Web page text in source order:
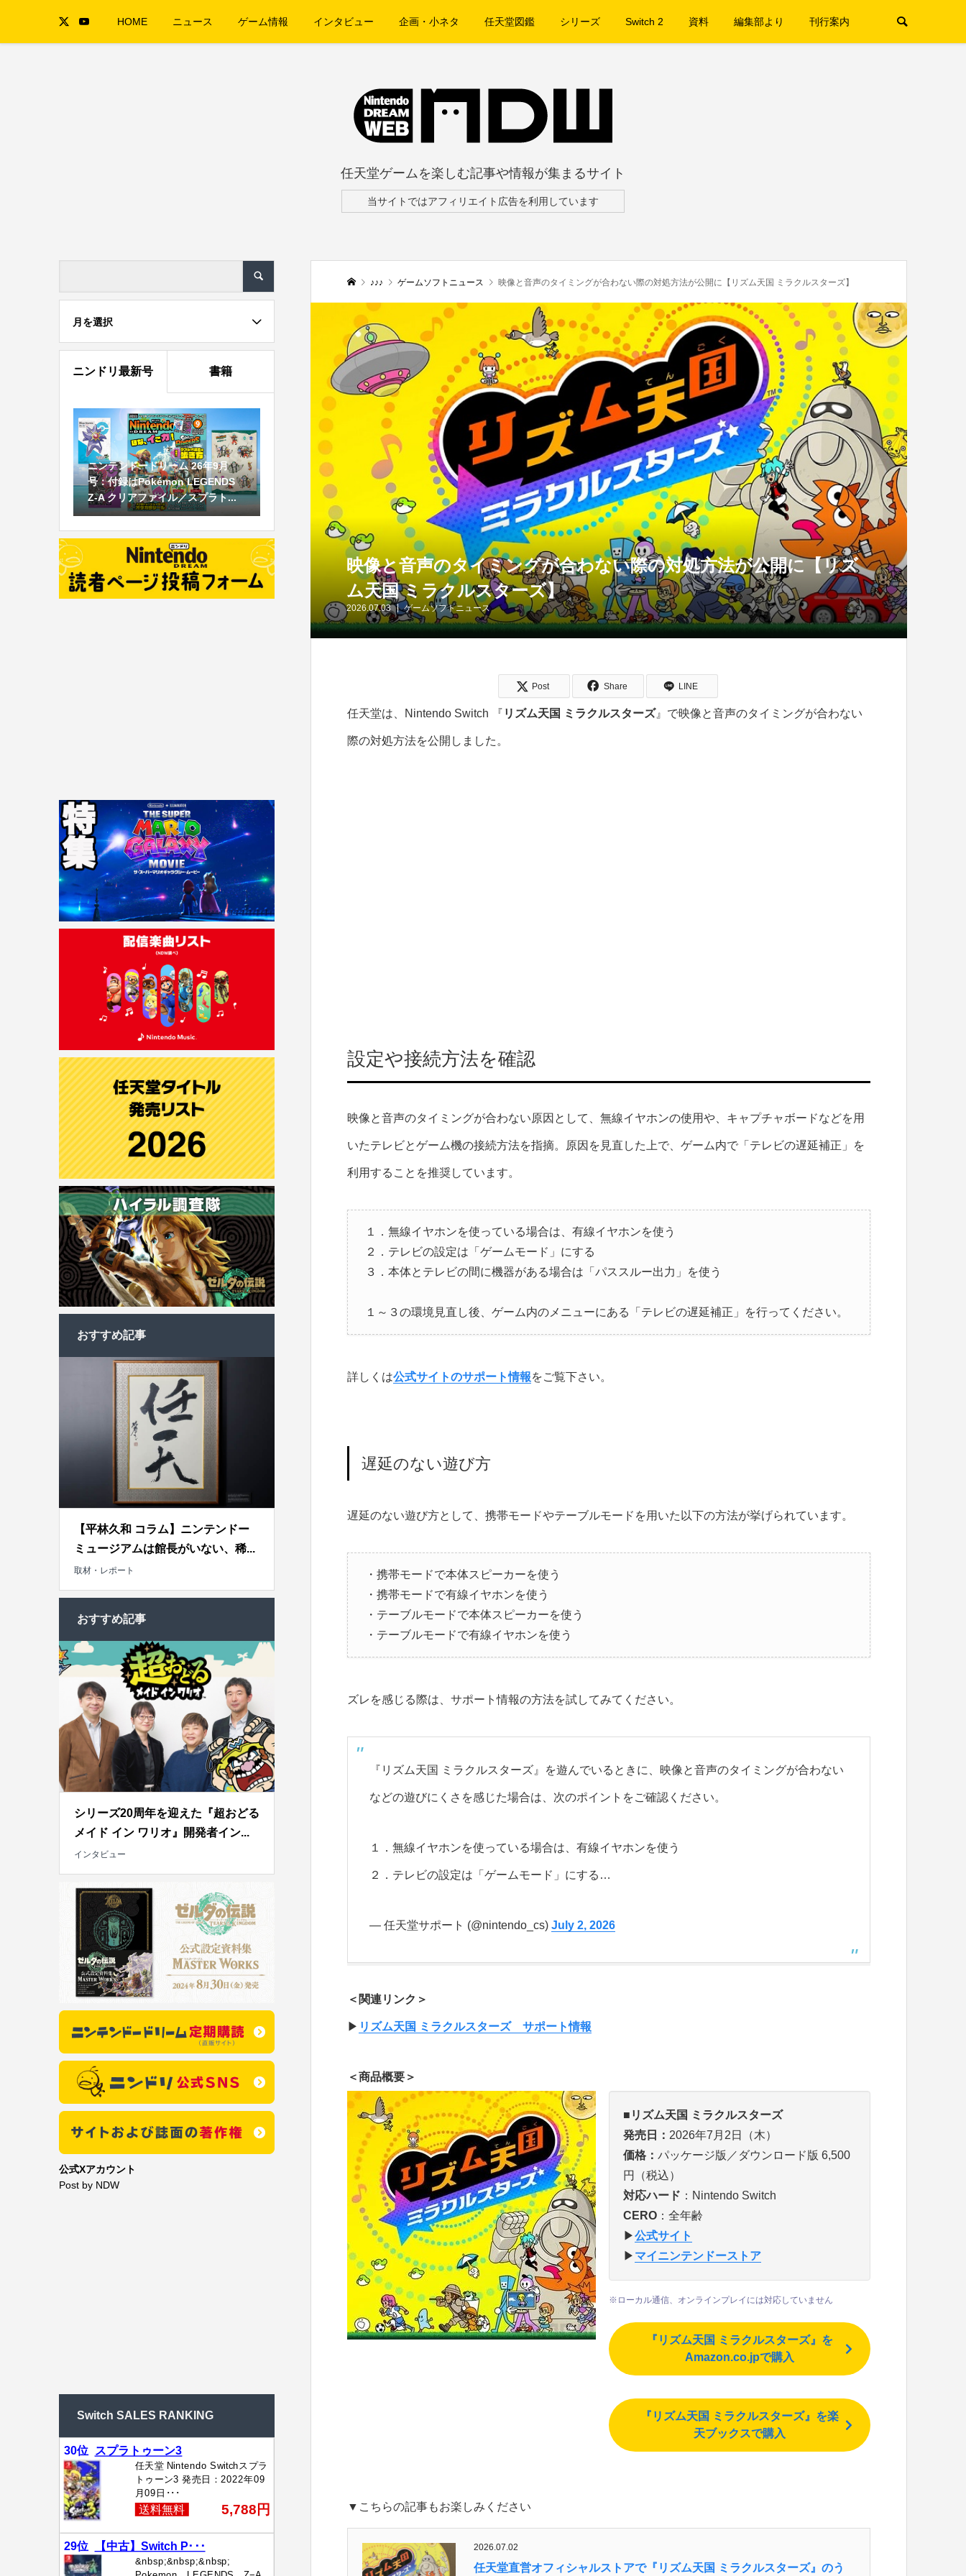
HOME ニュース ゲーム情報 インタビュー 企画・小ネタ 任天堂図鑑 シリーズ Switch 2 資料 編集部より 刊行案内
任天堂ゲームを楽しむ記事や情報が集まるサイト
当サイトではアフィリエイト広告を利用しています
♪♪♪ ゲームソフトニュース 映像と音声のタイミングが合わない際の対処方法が公開に【リズム天国 ミラクルスターズ】
映像と音声のタイミングが合わない際の対処方法が公開に【リズ
ム天国 ミラクルスターズ】
2026.07.03 ゲームソフトニュース
Post Share LINE
任天堂は、Nintendo Switch 『 リズム天国 ミラクルスターズ』で映像と音声のタイミングが合わない
際の対処方法を公開しました。
設定や接続方法を確認
映像と音声のタイミングが合わない原因として、無線イヤホンの使用や、キャプチャボードなどを用
いたテレビとゲーム機の接続方法を指摘。原因を見直した上で、ゲーム内で「テレビの遅延補正」を
利用することを推奨しています。
１．無線イヤホンを使っている場合は、有線イヤホンを使う
２．テレビの設定は「ゲームモード」にする
３．本体とテレビの間に機器がある場合は「パススルー出力」を使う
１～３の環境見直し後、ゲーム内のメニューにある「テレビの遅延補正」を行ってください。
詳しくは公式サイトのサポート情報をご覧下さい。
遅延のない遊び方
遅延のない遊び方として、携帯モードやテーブルモードを用いた以下の方法が挙げられています。
・携帯モードで本体スピーカーを使う
・携帯モードで有線イヤホンを使う
・テーブルモードで本体スピーカーを使う
・テーブルモードで有線イヤホンを使う
ズレを感じる際は、サポート情報の方法を試してみてください。
『リズム天国 ミラクルスターズ』を遊んでいるときに、映像と音声のタイミングが合わない
などの遊びにくさを感じた場合は、次のポイントをご確認ください。
１．無線イヤホンを使っている場合は、有線イヤホンを使う
２．テレビの設定は「ゲームモード」にする…
— 任天堂サポート (@nintendo_cs) July 2, 2026
＜関連リンク＞
▶︎ リズム天国 ミラクルスターズ サポート情報
＜商品概要＞
■リズム天国 ミラクルスターズ
発売日
： 2026年7月2日（木）
価格： パッケージ版／ダウンロード版 6,500
円（税込）
対応ハード ：Nintendo Switch
CERO ：全年齢
▶︎公式サイト
▶︎ マイニンテンドーストア
※ローカル通信、オンラインプレイには対応していません
『リズム天国 ミラクルスターズ』を
Amazon.co.jpで購入
『リズム天国 ミラクルスターズ』を楽
天ブックスで購入
▼こちらの記事もお楽しみください
2026.07.02
任天堂直営オフィシャルストアで『リズム天国 ミラクルスターズ』のう
月を選択
ニンドリ最新号 書籍
ニンテンドードリーム 26年9月
号：付録はPokémon LEGENDS
Z-A クリアファイル／スプラト...
おすすめ記事
【平林久和 コラム】ニンテンドー
ミュージアムは館長がいない、稀...
取材・レポート
おすすめ記事
シリーズ20周年を迎えた『超おどる
メイド イン ワリオ』開発者イン...
インタビュー
公式Xアカウント
Post by NDW
Switch SALES RANKING